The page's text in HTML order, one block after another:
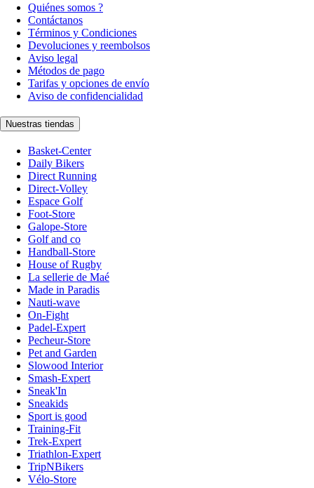
Quiénes somos ?
Contáctanos
Términos y Condiciones
Devoluciones y reembolsos
Aviso legal
Métodos de pago
Tarifas y opciones de envío
Aviso de confidencialidad
Nuestras tiendas
Basket-Center
Daily Bikers
Direct Running
Direct-Volley
Espace Golf
Foot-Store
Galope-Store
Golf and co
Handball-Store
House of Rugby
La sellerie de Maé
Made in Paradis
Nauti-wave
On-Fight
Padel-Expert
Pecheur-Store
Pet and Garden
Slowood Interior
Smash-Expert
Sneak'In
Sneakids
Sport is good
Training-Fit
Trek-Expert
Triathlon-Expert
TripNBikers
Vélo-Store